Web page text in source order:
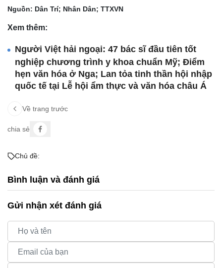
Nguồn: Dân Trí; Nhân Dân; TTXVN
Xem thêm:
Người Việt hải ngoại: 47 bác sĩ đầu tiên tốt
nghiệp chương trình y khoa chuẩn Mỹ; Điểm
hẹn văn hóa ở Nga; Lan tỏa tinh thần hội nhập
quốc tế tại Lễ hội ẩm thực và văn hóa châu Á
Về trang trước
chia sẻ
Chủ đề:
Bình luận và đánh giá
Gửi nhận xét đánh giá